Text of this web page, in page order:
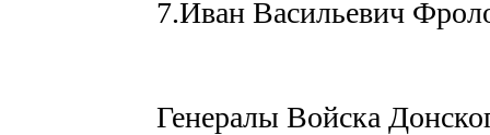
7.Иван Васильевич
Генералы Войска